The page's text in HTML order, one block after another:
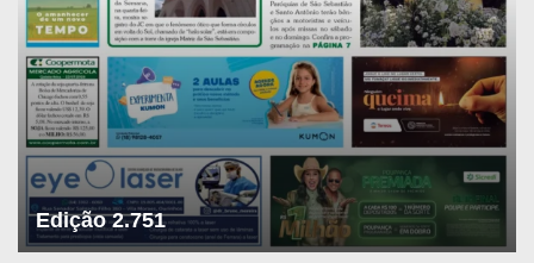
Edição 2.751